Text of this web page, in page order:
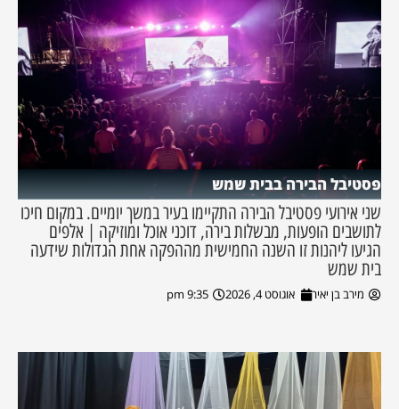
פסטיבל הבירה בבית שמש
שני אירועי פסטיבל הבירה התקיימו בעיר במשך יומיים. במקום חיכו
לתושבים הופעות, מבשלות בירה, דוכני אוכל ומוזיקה | אלפים
הגיעו ליהנות זו השנה החמישית מההפקה אחת הגדולות שידעה
בית שמש
מירב בן יאיר אוגוסט 4, 2026 9:35 pm